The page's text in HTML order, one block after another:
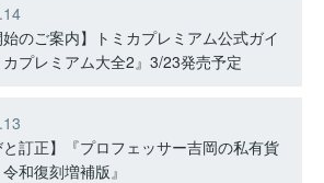
始のご案内】トミカプレミアム公式ガイ
カプレミアム大全2』3/23発売予定
と訂正】『プロフェッサー吉岡の私有貨
和復刻増補版』